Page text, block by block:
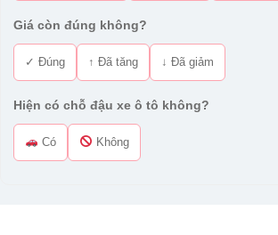
Giá còn đúng không?
✓ Đúng ↑ Đã tăng ↓ Đã giảm
Hiện có chỗ đậu xe ô tô không?
Có Không